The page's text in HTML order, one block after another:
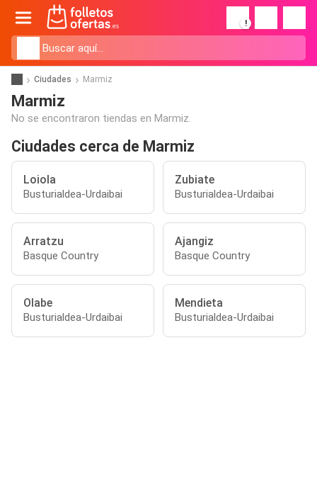
!
Ciudades Marmiz
Marmiz
No se encontraron tiendas en Marmiz.
Ciudades cerca de Marmiz
Loiola
Busturialdea-Urdaibai
Zubiate
Busturialdea-Urdaibai
Arratzu
Basque Country
Ajangiz
Basque Country
Olabe
Busturialdea-Urdaibai
Mendieta
Busturialdea-Urdaibai